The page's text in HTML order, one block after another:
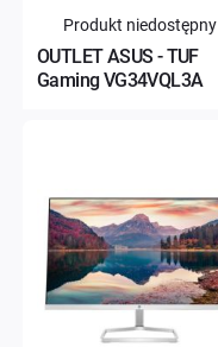
OUTLET ASUS - TUF
Gaming VG34VQL3A
Produkt niedostępny